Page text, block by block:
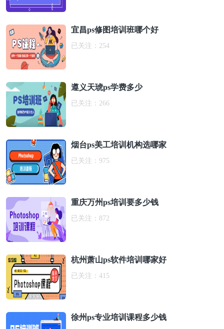
宜昌ps修图培训班哪个好
已关注： 254
遵义天琥ps学费多少
已关注： 266
烟台ps美工培训机构选哪家
已关注： 975
重庆万州ps培训要多少钱
已关注： 872
杭州萧山ps软件培训哪家好
已关注： 415
徐州ps专业培训课程多少钱